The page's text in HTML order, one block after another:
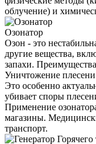
облучение) и
Озонатор
Озон - это
другие вещества,
запахи.
Уничтожение
Это особенно
убивает споры
Применение
магазины.
транспорт.